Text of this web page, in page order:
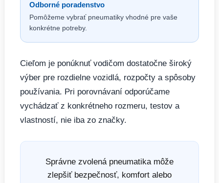
Odborné poradenstvo
Pomôžeme vybrať pneumatiky vhodné pre vaše
konkrétne potreby.
Cieľom je ponúknuť vodičom dostatočne široký
výber pre rozdielne vozidlá, rozpočty a spôsoby
používania. Pri porovnávaní odporúčame
vychádzať z konkrétneho rozmeru, testov a
vlastností, nie iba zo značky.
Správne zvolená pneumatika môže
zlepšiť bezpečnosť, komfort alebo